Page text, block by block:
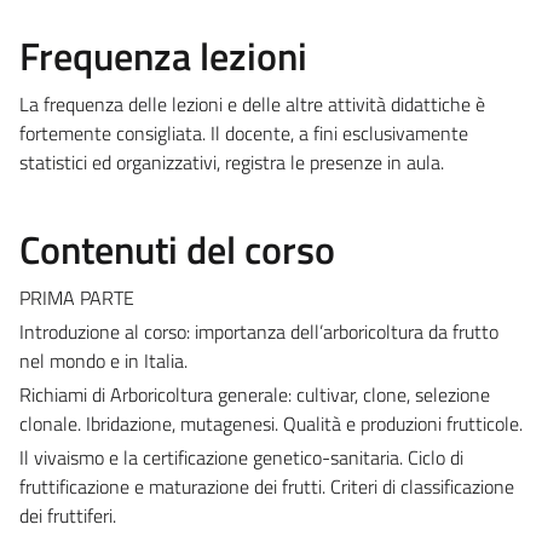
Frequenza lezioni
La frequenza delle lezioni e delle altre attività didattiche è
fortemente consigliata. Il docente, a fini esclusivamente
statistici ed organizzativi, registra le presenze in aula.
Contenuti del corso
PRIMA PARTE
Introduzione al corso: importanza dell’arboricoltura da frutto
nel mondo e in Italia.
Richiami di Arboricoltura generale: cultivar, clone, selezione
clonale. Ibridazione, mutagenesi. Qualità e produzioni frutticole.
Il vivaismo e la certificazione genetico-sanitaria. Ciclo di
fruttificazione e maturazione dei frutti. Criteri di classificazione
dei fruttiferi.